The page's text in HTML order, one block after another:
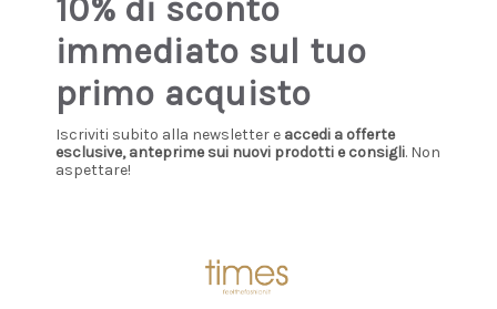
10% di sconto
immediato sul tuo
primo acquisto
Iscriviti subito alla newsletter e accedi a offerte
esclusive, anteprime sui nuovi prodotti e consigli. Non
aspettare!